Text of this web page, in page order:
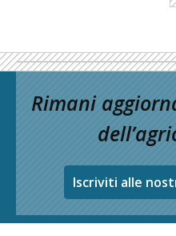
Rimani
Iscriviti alle